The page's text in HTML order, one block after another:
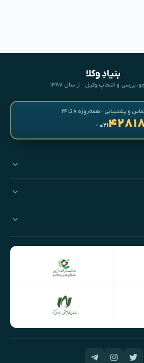
بنیادِ وکلا
بررسی و انتخابِ وکیل · از سال ۱۳۸۷
و پشتیبانی · همه‌روزه ۸ تا ۲۴
- ۰۲۱